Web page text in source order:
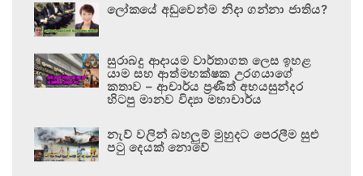
ලෝකයේ අඩුවෙන්ම නිදා ගන්නා ජාතිය?
සුරාබදු ආදායම වාර්තාගත ලෙස ඉහළ
යාම සහ ආත්මභක්ෂක උරගයාගේ
කතාව – ආචාර්ය ප්‍රණීත් අභයසුන්දර
හිටපු මානව විද්‍යා මහාචාර්ය
නැව් වලින් බහලුම් මුහුදට පෙරලීම සුළු
පටු දෙයක් නොවේ